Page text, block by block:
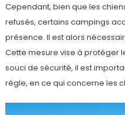
Cependant, bien que les
refusés, certains campings
présence. Il est alors
Cette mesure vise à protéger
souci de sécurité, il est
règle, en ce qui concerne les